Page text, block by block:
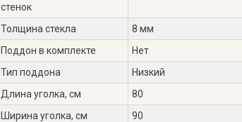
стенок
Толщина стекла
8 мм
Поддон в комплекте
Нет
Тип поддона
Низкий
Длина уголка, см
80
Ширина уголка, см
90